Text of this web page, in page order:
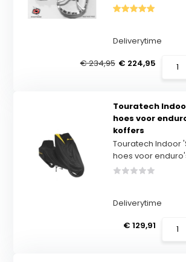
Deliverytime
€ 234,95 € 224,95
Touratech
hoes voor
koffers
Touratech Indoor
hoes voor
Deliverytime
€ 129,91